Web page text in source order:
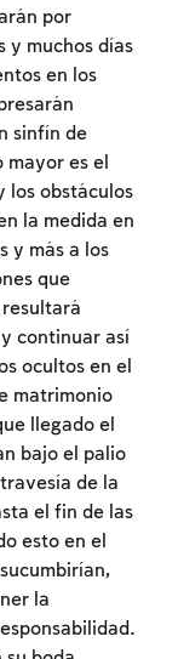
por
y muchos días
en los
sinfín de
es el
los obstáculos
la medida en
y más a los
que
continuar así
ocultos en el
matrimonio
llegado el
bajo el palio
de la
el fin de las
esto en el
la